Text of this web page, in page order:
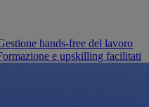
hands-free del lavoro
e upskilling facilitati